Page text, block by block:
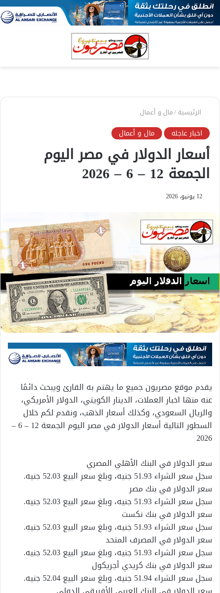
الرئيسية/مال و أعمال
اخبار عاجله مال و أعمال
أسعار الدولار في مصر اليوم
الجمعة 12 – 6 – 2026
12 يونيو، 2026
يقدم موقع مصريون جميع ما يهتم به القارئ ويبحث دائمًا
عنه منها اخبار العملات، الدينار الكويتي، الدولار الأمريكي،
والريال السعودي، وكذلك أسعار الذهب، ونقدم لكم خلال
السطور التالية أسعار الدولار في مصر اليوم الجمعة 12 – 6 –
2026
سعر الدولار في البنك الأهلي المصري
سجل سعر الشراء 51.93 جنيه، وبلغ سعر البيع 52.03 جنيه.
سعر الدولار في بنك مصر
سجل سعر الشراء 51.93 جنيه، وبلغ سعر البيع 52.03 جنيه.
سعر الدولار في بنك نكست
سجل سعر الشراء 51.93 جنيه، وبلغ سعر البيع 52.03 جنيه.
سعر الدولار في المصرف المتحد
سجل سعر الشراء 51.93 جنيه، وبلغ سعر البيع 52.03 جنيه.
سعر الدولار في بنك كريدي أجريكول
سجل سعر الشراء 51.94 جنيه، وبلغ سعر البيع 52.04 جنيه.